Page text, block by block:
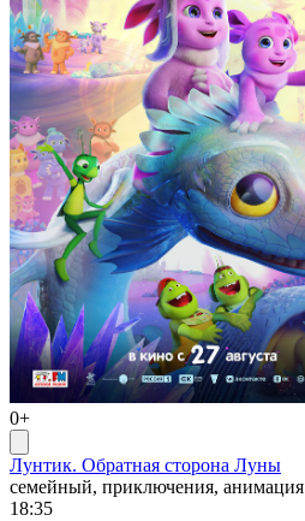
0+
Лунтик. Обратная сторона Луны
семейный, приключения, анимация
18:35